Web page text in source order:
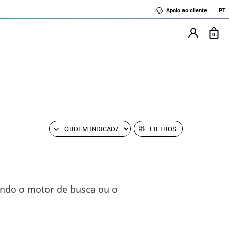
Apoio ao cliente PT
0
FILTROS
o motor de busca ou o